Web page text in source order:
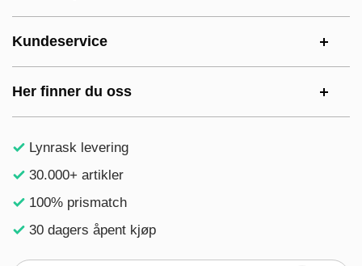
Kundeservice
Her finner du oss
Lynrask levering
30.000+ artikler
100% prismatch
30 dagers åpent kjøp